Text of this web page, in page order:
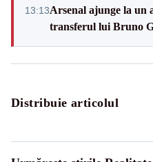
13:13Arsenal ajunge la un
transferul lui Bruno
Distribuie articolul